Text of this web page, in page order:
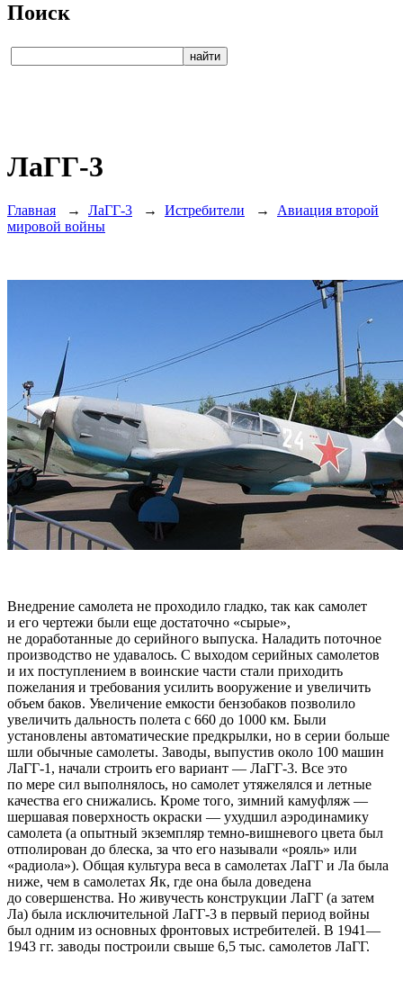
Поиск
ЛаГГ-3
Главная → ЛаГГ-3 → Истребители → Авиация второй
мировой войны
Внедрение самолета не проходило гладко, так как самолет
и его чертежи были еще достаточно «сырые»,
не доработанные до серийного выпуска. Наладить поточное
производство не удавалось. С выходом серийных самолетов
и их поступлением в воинские части стали приходить
пожелания и требования усилить вооружение и увеличить
объем баков. Увеличение емкости бензобаков позволило
увеличить дальность полета с 660 до 1000 км. Были
установлены автоматические предкрылки, но в серии больше
шли обычные самолеты. Заводы, выпустив около 100 машин
ЛаГГ-1, начали строить его вариант — ЛаГГ-3. Все это
по мере сил выполнялось, но самолет утяжелялся и летные
качества его снижались. Кроме того, зимний камуфляж —
шершавая поверхность окраски — ухудшил аэродинамику
самолета (а опытный экземпляр темно-вишневого цвета был
отполирован до блеска, за что его называли «рояль» или
«радиола»). Общая культура веса в самолетах ЛаГГ и Ла была
ниже, чем в самолетах Як, где она была доведена
до совершенства. Но живучесть конструкции ЛаГГ (а затем
Ла) была исключительной ЛаГГ-3 в первый период войны
был одним из основных фронтовых истребителей. В 1941—
1943 гг. заводы построили свыше 6,5 тыс. самолетов ЛаГГ.